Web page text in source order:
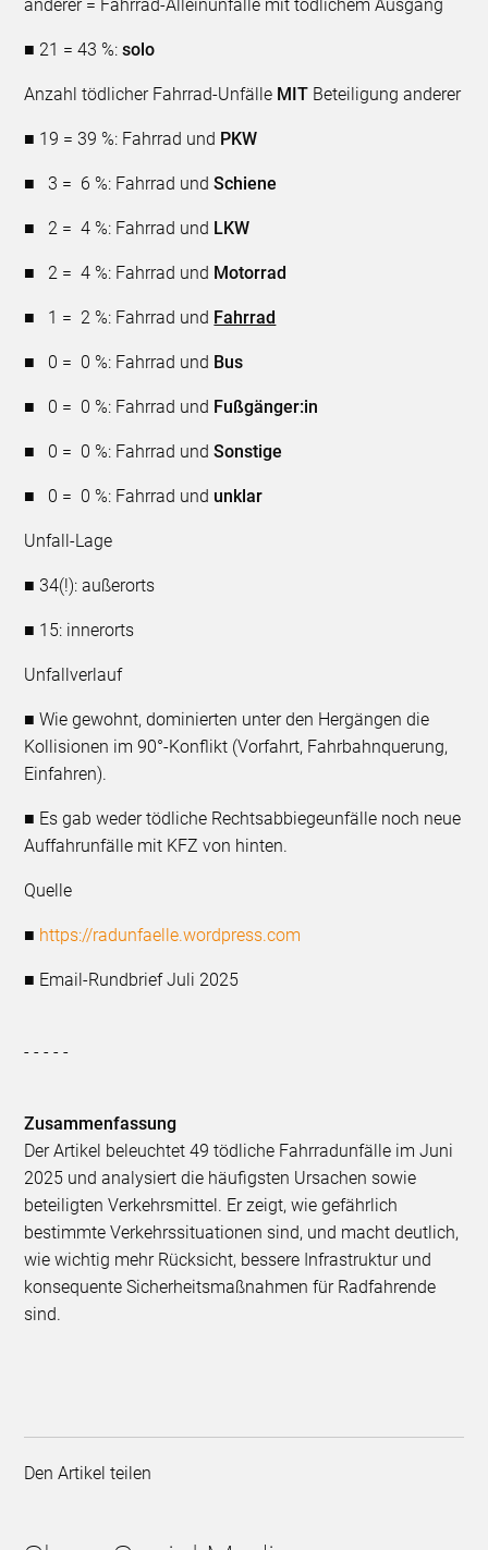
anderer = Fahrrad-Alleinunfälle mit tödlichem Ausgang
■ 21 = 43 %:solo
Anzahl tödlicher Fahrrad-Unfälle MIT Beteiligung anderer
■ 19 = 39 %: Fahrrad und PKW
■ 3 = 6 %: Fahrrad undSchiene
■ 2 = 4 %: Fahrrad und LKW
■ 2 = 4 %: Fahrrad und Motorrad
■ 1 = 2 %: Fahrrad und Fahrrad
■ 0 = 0 %: Fahrrad und Bus
■ 0 = 0 %: Fahrrad und Fußgänger:in
■ 0 = 0 %: Fahrrad undSonstige
■ 0 = 0 %: Fahrrad und unklar
Unfall-Lage
■ 34(!): außerorts
■ 15: innerorts
Unfallverlauf
■ Wie gewohnt, dominierten unter den Hergängen die
Kollisionen im 90°-Konflikt (Vorfahrt, Fahrbahnquerung,
Einfahren).
■ Es gab weder tödliche Rechtsabbiegeunfälle noch neue
Auffahrunfälle mit KFZ von hinten.
Quelle
■ https://radunfaelle.wordpress.com
■ Email-Rundbrief Juli 2025
- - - - -
Zusammenfassung
Der Artikel beleuchtet 49 tödliche Fahrradunfälle im Juni
2025 und analysiert die häufigsten Ursachen sowie
beteiligten Verkehrsmittel. Er zeigt, wie gefährlich
bestimmte Verkehrssituationen sind, und macht deutlich,
wie wichtig mehr Rücksicht, bessere Infrastruktur und
konsequente Sicherheitsmaßnahmen für Radfahrende
sind.
Den Artikel teilen